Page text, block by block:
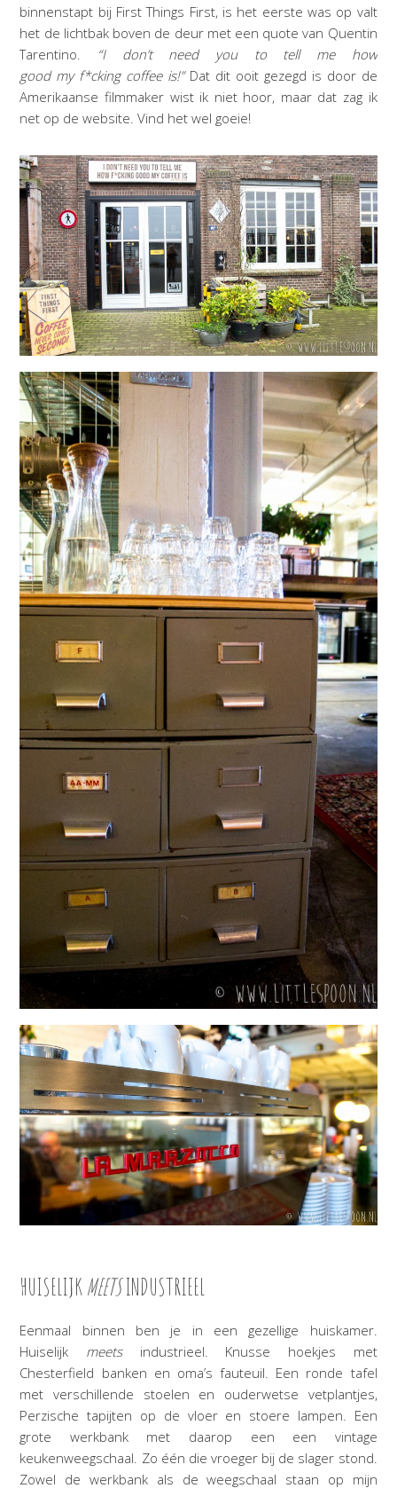
binnenstapt bij First Things First, is het eerste was op valt
het de lichtbak boven de deur met een quote van Quentin
Tarentino. “I don’t need you to tell me how
good my f*cking coffee is!”Dat dit ooit gezegd is door de
Amerikaanse filmmaker wist ik niet hoor, maar dat zag ik
net op de website. Vind het wel goeie!
HUISELIJKMEETSINDUSTRIEEL
Eenmaal binnen ben je in een gezellige huiskamer.
Huiselijk meetsindustrieel. Knusse hoekjes met
Chesterfield banken en oma’s fauteuil. Een ronde tafel
met verschillende stoelen en ouderwetse vetplantjes,
Perzische tapijten op de vloer en stoere lampen. Een
grote werkbank met daarop een een vintage
keukenweegschaal. Zo één die vroeger bij de slager stond.
Zowel de werkbank als de weegschaal staan op mijn